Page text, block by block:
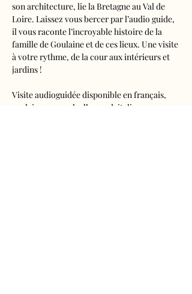
son architecture, lie la Bretagne au Val de
Loire. Laissez vous bercer par l’audio guide,
il vous raconte l’incroyable histoire de la
famille de Goulaine et de ces lieux. Une visite
à votre rythme, de la cour aux intérieurs et
jardins !
Visite audioguidée disponible en français,
anglais, espagnol, allemand, italien,